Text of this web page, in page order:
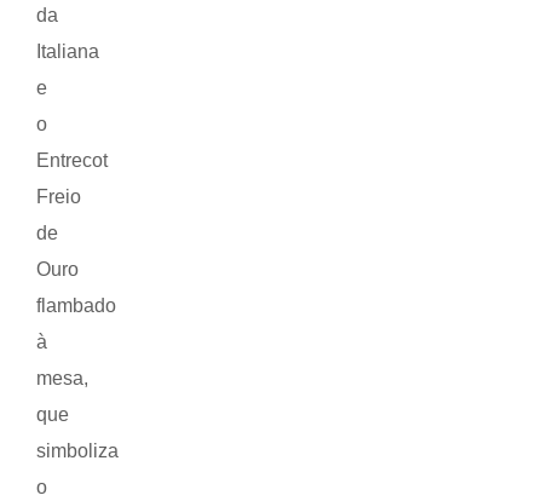
da
Italiana
e
o
Entrecot
Freio
de
Ouro
flambado
à
mesa,
que
simboliza
o